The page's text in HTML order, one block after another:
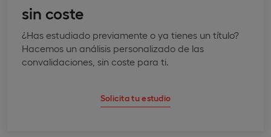
sin coste
¿Has estudiado previamente o ya tienes un título?
Hacemos un análisis personalizado de las
convalidaciones, sin coste para ti.
Solicita tu estudio